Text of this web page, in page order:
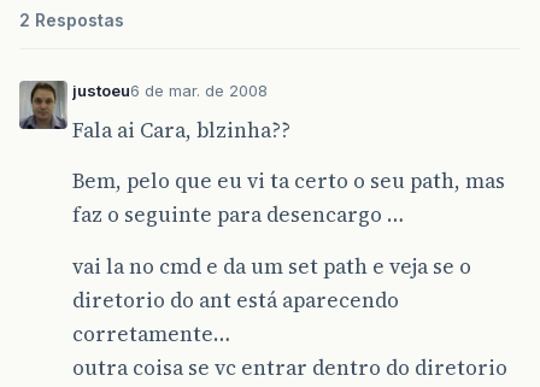
2 Respostas
justoeu6 de mar. de 2008
Fala ai Cara, blzinha??
Bem, pelo que eu vi ta certo o seu path, mas
faz o seguinte para desencargo …
vai la no cmd e da um set path e veja se o
diretorio do ant está aparecendo
corretamente…
outra coisa se vc entrar dentro do diretorio